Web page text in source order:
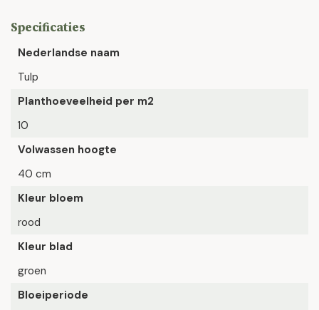
Specificaties
Nederlandse naam
Tulp
Planthoeveelheid per m2
10
Volwassen hoogte
40 cm
Kleur bloem
rood
Kleur blad
groen
Bloeiperiode